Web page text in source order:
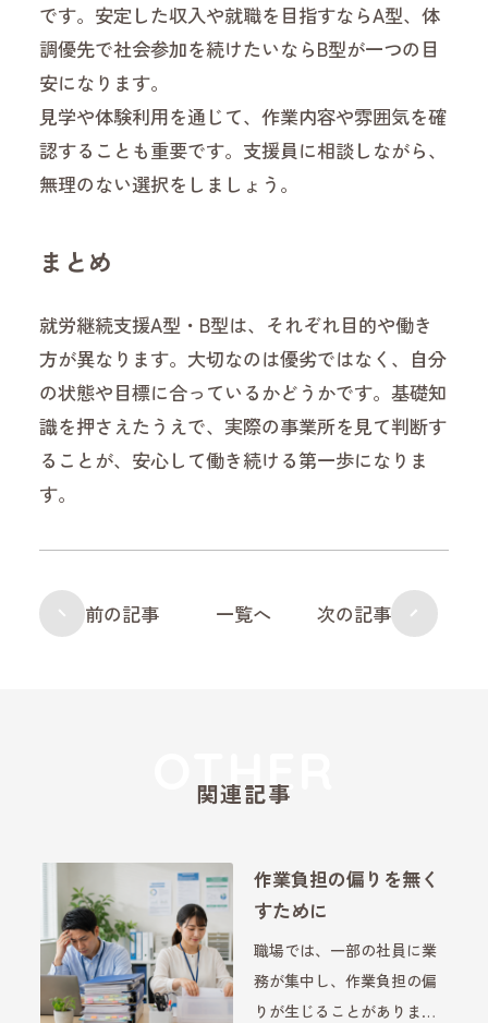
です。安定した収入や就職を目指すならA型、体
調優先で社会参加を続けたいならB型が一つの目
安になります。
見学や体験利用を通じて、作業内容や雰囲気を確
認することも重要です。支援員に相談しながら、
無理のない選択をしましょう。
まとめ
就労継続支援A型・B型は、それぞれ目的や働き
方が異なります。大切なのは優劣ではなく、自分
の状態や目標に合っているかどうかです。基礎知
識を押さえたうえで、実際の事業所を見て判断す
ることが、安心して働き続ける第一歩になりま
す。
前の記事 一覧へ 次の記事
関連記事
作業負担の偏りを無く
すために
職場では、一部の社員に業
務が集中し、作業負担の偏
りが生じることがありま